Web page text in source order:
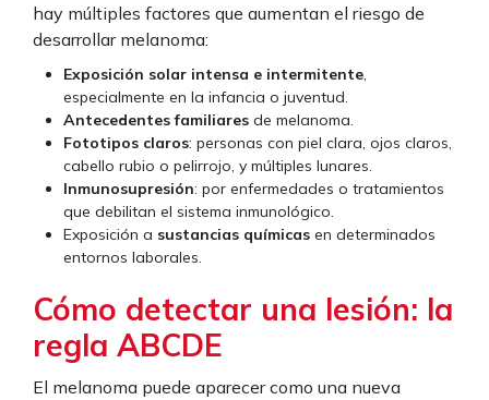
hay múltiples factores que aumentan el riesgo de
desarrollar melanoma:
Exposición solar intensa e intermitente,
especialmente en la infancia o juventud.
Antecedentes familiares de melanoma.
Fototipos claros: personas con piel clara, ojos claros,
cabello rubio o pelirrojo, y múltiples lunares.
Inmunosupresión: por enfermedades o tratamientos
que debilitan el sistema inmunológico.
Exposición a sustancias químicas en determinados
entornos laborales.
Cómo detectar una lesión: la
regla ABCDE
El melanoma puede aparecer como una nueva